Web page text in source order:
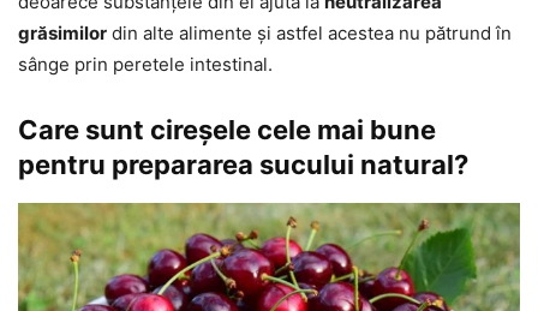
grăsimilor din alte alimente și astfel acestea nu pătrund în
sânge prin peretele intestinal.
Care sunt cireșele cele mai bune
pentru prepararea sucului natural?